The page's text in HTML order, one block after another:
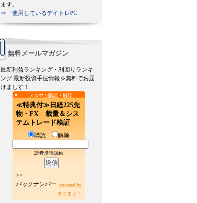
ます。
⇒ 使用しているデイトレPC
無料メールマガジン
最新利益ランキング・利回りランキ
ング 最新投資手法情報を無料でお届
けましす！
メルマガ購読・解除
≪特典付≫日経225先
物・FX 裁量＆シス
テムトレード検証
購読 解除
読者購読規約
>>
バックナンバー
powered by
まぐまぐ！